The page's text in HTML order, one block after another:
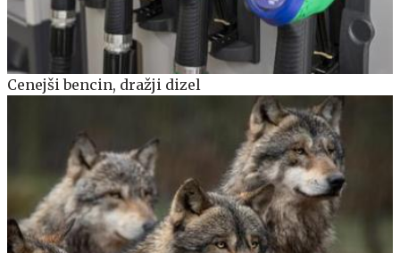
Cenejši bencin, dražji dizel